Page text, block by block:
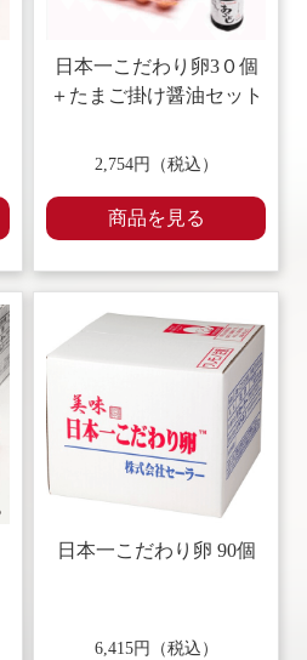
日本一こだわり卵3０個
＋たまご掛け醤油セット
2,754円（税込）
商品を見る
日本一こだわり卵 90個
6,415円（税込）